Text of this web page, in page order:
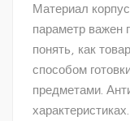
Материал
параметр важен
понять, как
способом
предметами.